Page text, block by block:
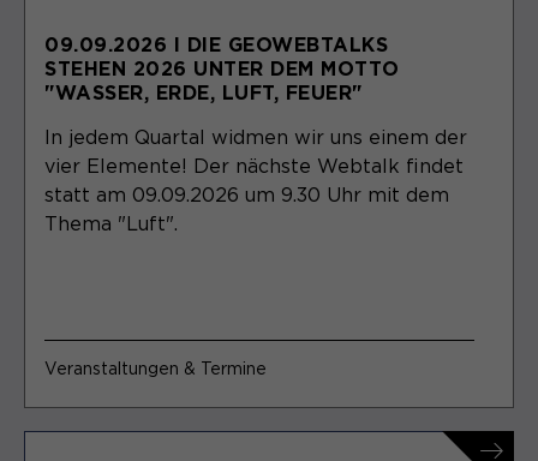
09.09.2026 I DIE GEOWEBTALKS
STEHEN 2026 UNTER DEM MOTTO
"WASSER, ERDE, LUFT, FEUER"
In jedem Quartal widmen wir uns einem der
vier Elemente! Der nächste Webtalk findet
statt am 09.09.2026 um 9.30 Uhr mit dem
Thema "Luft".
Veranstaltungen & Termine